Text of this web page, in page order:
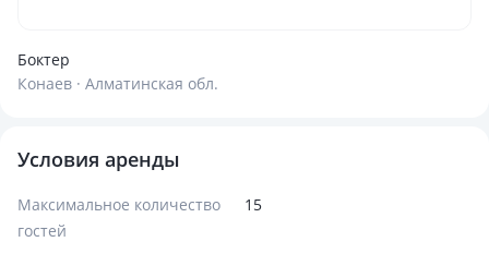
Боктер
Конаев · Алматинская обл.
Условия аренды
Максимальное количество
гостей
15